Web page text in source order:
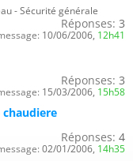
- Sécurité générale
Réponses: 3
10/06/2006, 12h41
Réponses: 3
15/03/2006, 15h58
Réponses: 4
02/01/2006, 14h35